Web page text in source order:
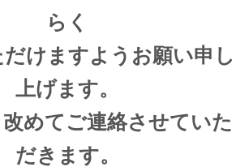
らく
けますようお願い申し
上げます。
めてご連絡させていた
だきます。